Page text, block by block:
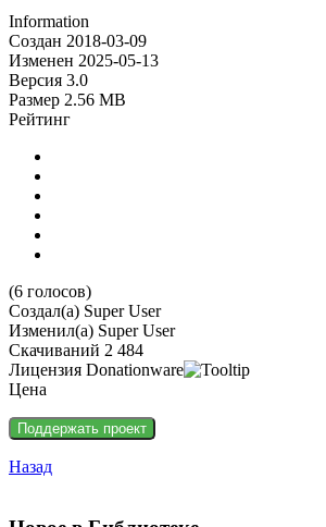
Information
Создан 2018-03-09
Изменен 2025-05-13
Версия 3.0
Размер 2.56 MB
Рейтинг
(6 голосов)
Создал(а) Super User
Изменил(а) Super User
Скачиваний 2 484
Лицензия Donationware
Цена
Назад